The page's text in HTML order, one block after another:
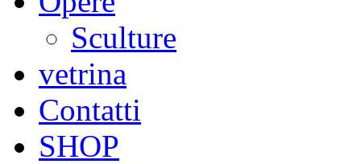
Sculture
vetrina
Contatti
SHOP